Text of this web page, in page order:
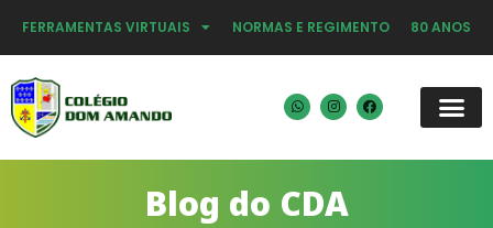
FERRAMENTAS VIRTUAIS NORMAS E REGIMENTO 80 ANOS
Blog do CDA